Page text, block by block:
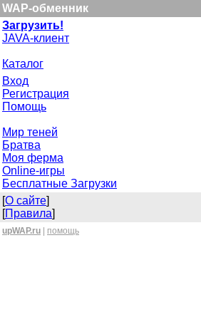
WAP-обменник
Загрузить!
JAVA-клиент
Каталог
Вход
Регистрация
Помощь
Мир теней
Братва
Моя ферма
Online-игры
Бесплатные Загрузки
[О сайте]
[Правила]
upWAP.ru помощь